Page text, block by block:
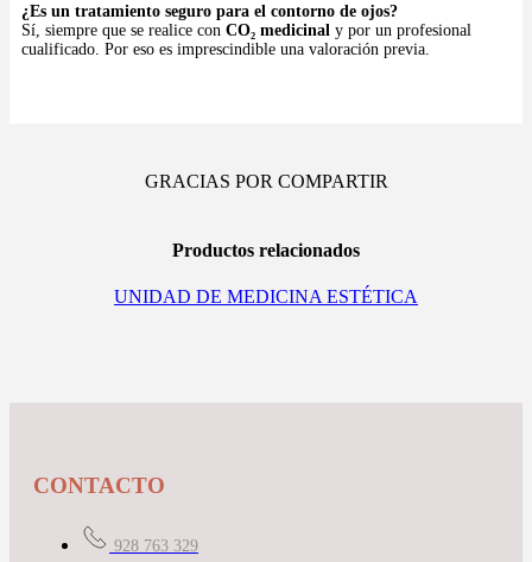
¿Es un tratamiento seguro para el contorno de ojos?
Sí, siempre que se realice con CO₂ medicinal y por un profesional
cualificado. Por eso es imprescindible una valoración previa.
GRACIAS POR COMPARTIR
Productos relacionados
UNIDAD DE MEDICINA ESTÉTICA
CONTACTO
928 763 329